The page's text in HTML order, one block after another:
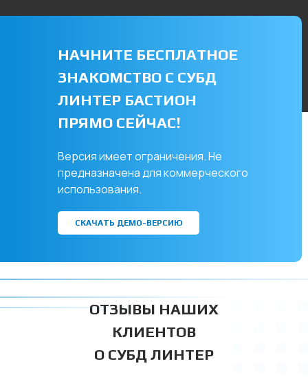
НАЧНИТЕ БЕСПЛАТНОЕ
ЗНАКОМСТВО С СУБД
ЛИНТЕР БАСТИОН
ПРЯМО СЕЙЧАС!
Версия имеет ограничения. Не
предназначена для коммерческого
использования.
СКАЧАТЬ ДЕМО-ВЕРСИЮ
ОТЗЫВЫ НАШИХ
КЛИЕНТОВ
О СУБД ЛИНТЕР